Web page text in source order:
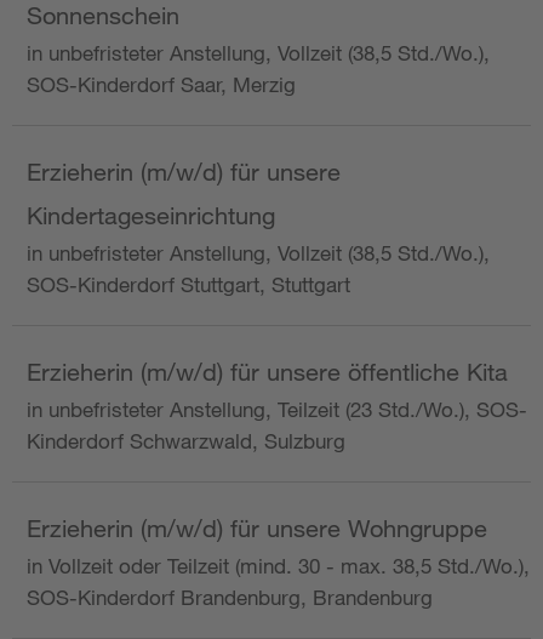
Sonnenschein
in unbefristeter Anstellung, Vollzeit (38,5 Std./Wo.),
SOS-Kinderdorf Saar, Merzig
Erzieherin (m/w/d) für unsere
Kindertageseinrichtung
in unbefristeter Anstellung, Vollzeit (38,5 Std./Wo.),
SOS-Kinderdorf Stuttgart, Stuttgart
Erzieherin (m/w/d) für unsere öffentliche Kita
in unbefristeter Anstellung, Teilzeit (23 Std./Wo.), SOS-
Kinderdorf Schwarzwald, Sulzburg
Erzieherin (m/w/d) für unsere Wohngruppe
in Vollzeit oder Teilzeit (mind. 30 - max. 38,5 Std./Wo.),
SOS-Kinderdorf Brandenburg, Brandenburg